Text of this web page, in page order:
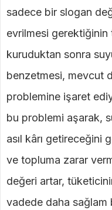
sadece bir slogan
evrilmesi
kuruduktan sonra
benzetmesi, mevcut
problemine işaret
bu problemi aşarak,
asıl kârı getireceğini
ve topluma zarar
değeri artar,
vadede daha sağlam